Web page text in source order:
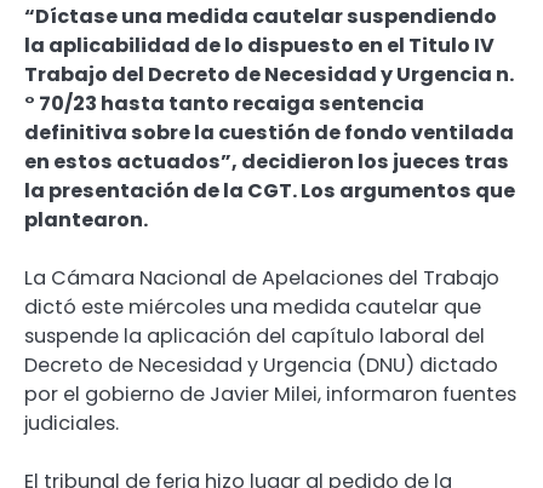
“Díctase una medida cautelar suspendiendo
la aplicabilidad de lo dispuesto en el Titulo IV
Trabajo del Decreto de Necesidad y Urgencia n.
° 70/23 hasta tanto recaiga sentencia
definitiva sobre la cuestión de fondo ventilada
en estos actuados”, decidieron los jueces tras
la presentación de la CGT. Los argumentos que
plantearon.
La Cámara Nacional de Apelaciones del Trabajo
dictó este miércoles una medida cautelar que
suspende la aplicación del capítulo laboral del
Decreto de Necesidad y Urgencia (DNU) dictado
por el gobierno de Javier Milei, informaron fuentes
judiciales.
El tribunal de feria hizo lugar al pedido de la